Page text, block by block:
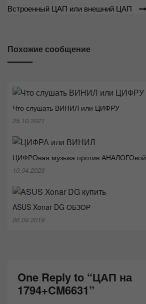
записям
Встроенный ЦАП или внешний ЦАП
Похожие сообщение
Что слушать ВИНИЛ или ЦИФРУ
25.10.2021
ЦИФРОвая музыка против АНАЛОГОвой
10.04.2023
ASUS Xonar DG ОБЗОР
06.09.2019
One Reply to “ЦАП на
1794+CM6631”